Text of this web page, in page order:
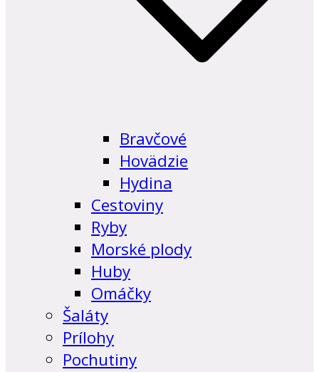
Bravčové
Hovädzie
Hydina
Cestoviny
Ryby
Morské plody
Huby
Omáčky
Šaláty
Prílohy
Pochutiny